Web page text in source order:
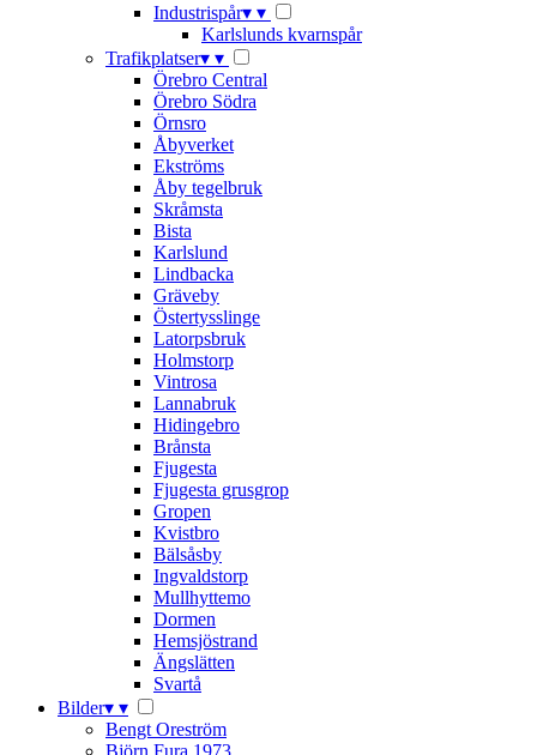
Industrispår▾ ▾
Karlslunds kvarnspår
Trafikplatser▾ ▾
Örebro Central
Örebro Södra
Örnsro
Åbyverket
Ekströms
Åby tegelbruk
Skråmsta
Bista
Karlslund
Lindbacka
Gräveby
Östertysslinge
Latorpsbruk
Holmstorp
Vintrosa
Lannabruk
Hidingebro
Brånsta
Fjugesta
Fjugesta grusgrop
Gropen
Kvistbro
Bälsåsby
Ingvaldstorp
Mullhyttemo
Dormen
Hemsjöstrand
Ängslätten
Svartå
Bilder▾ ▾
Bengt Oreström
Björn Fura 1973